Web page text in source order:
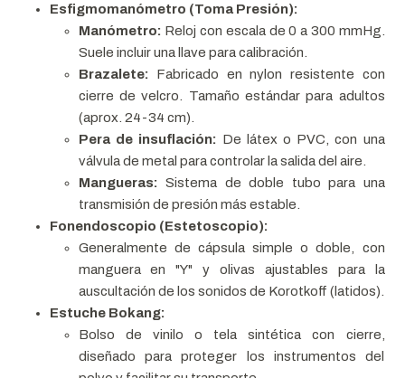
Esfigmomanómetro (Toma Presión):
Manómetro: Reloj con escala de 0 a 300 mmHg.
Suele incluir una llave para calibración.
Brazalete: Fabricado en nylon resistente con
cierre de velcro. Tamaño estándar para adultos
(aprox. 24-34 cm).
Pera de insuflación: De látex o PVC, con una
válvula de metal para controlar la salida del aire.
Mangueras: Sistema de doble tubo para una
transmisión de presión más estable.
Fonendoscopio (Estetoscopio):
Generalmente de cápsula simple o doble, con
manguera en "Y" y olivas ajustables para la
auscultación de los sonidos de Korotkoff (latidos).
Estuche Bokang:
Bolso de vinilo o tela sintética con cierre,
diseñado para proteger los instrumentos del